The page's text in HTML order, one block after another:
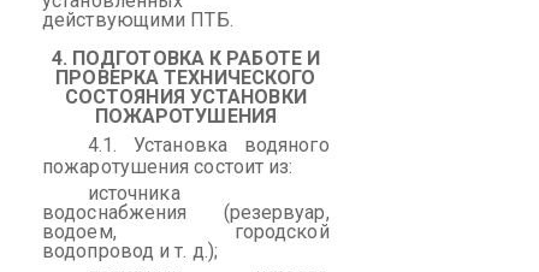
действующими ПТБ.
4. ПОДГОТОВКА К РАБОТЕ И
ПРОВЕРКАТЕХНИЧЕСКОГО
СОСТОЯНИЯ УСТАНОВКИ
ПОЖАРОТУШЕНИЯ
4.1. Установка водяного
пожаротушения состоит из:
источника
водоснабжения (резервуар,
водоем, городской
водопровод и т. д.);